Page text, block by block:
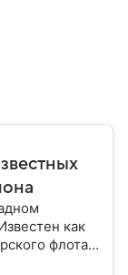
как
флота и